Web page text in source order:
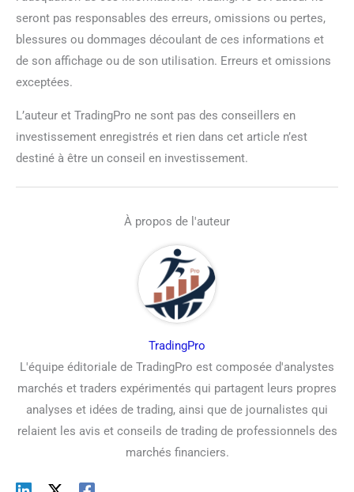
seront pas responsables des erreurs, omissions ou pertes,
blessures ou dommages découlant de ces informations et
de son affichage ou de son utilisation. Erreurs et omissions
exceptées.
L’auteur et TradingPro ne sont pas des conseillers en
investissement enregistrés et rien dans cet article n’est
destiné à être un conseil en investissement.
À propos de l'auteur
TradingPro
L'équipe éditoriale de TradingPro est composée d'analystes
marchés et traders expérimentés qui partagent leurs propres
analyses et idées de trading, ainsi que de journalistes qui
relaient les avis et conseils de trading de professionnels des
marchés financiers.